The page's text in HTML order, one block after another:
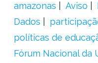
amazonas
Aviso
Dados
políticas de
Fórum Nacional da